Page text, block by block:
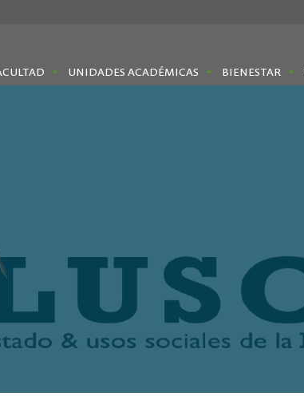
UNIDADES ACADÉMICAS BIENESTAR